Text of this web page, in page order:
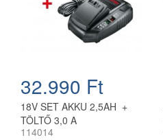
32.990 Ft
18V SET AKKU 2,5AH +
TÖLTŐ 3,0 A
114014